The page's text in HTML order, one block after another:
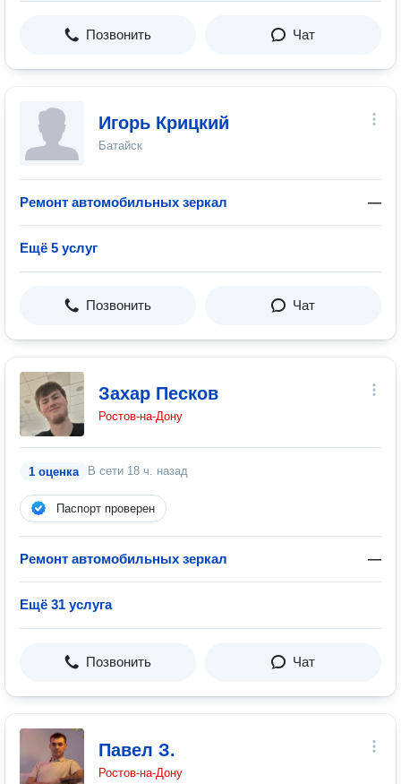
Позвонить Чат
Игорь Крицкий
Батайск
Ремонт автомобильных зеркал —
Ещё 5 услуг
Позвонить Чат
Захар Песков
Ростов-на-Дону
1 оценка В сети 18 ч. назад
Паспорт проверен
Ремонт автомобильных зеркал —
Ещё 31 услуга
Позвонить Чат
Павел З.
Ростов-на-Дону